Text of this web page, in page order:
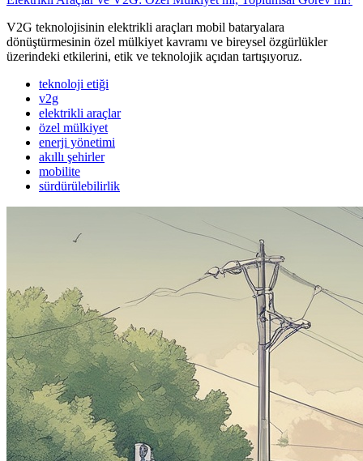
V2G teknolojisinin elektrikli araçları mobil bataryalara
dönüştürmesinin özel mülkiyet kavramı ve bireysel özgürlükler
üzerindeki etkilerini, etik ve teknolojik açıdan tartışıyoruz.
teknoloji etiği
v2g
elektrikli araçlar
özel mülkiyet
enerji yönetimi
akıllı şehirler
mobilite
sürdürülebilirlik